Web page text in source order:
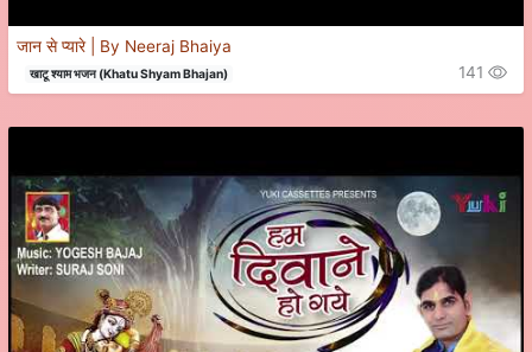
जान से प्यारे | By Neeraj Bhaiya
खाटू श्याम भजन (Khatu Shyam Bhajan) 141